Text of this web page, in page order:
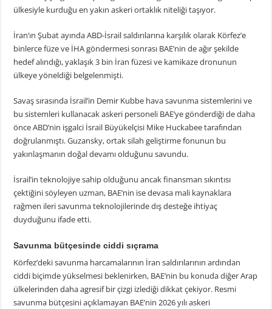
ülkesiyle kurduğu en yakın askeri ortaklık niteliği taşıyor.
İran’ın Şubat ayında ABD-İsrail saldırılarına karşılık olarak Körfez’e
binlerce füze ve İHA göndermesi sonrası BAE’nin de ağır şekilde
hedef alındığı, yaklaşık 3 bin İran füzesi ve kamikaze dronunun
ülkeye yöneldiği belgelenmişti.
Savaş sırasında İsrail’in Demir Kubbe hava savunma sistemlerini ve
bu sistemleri kullanacak askeri personeli BAE’ye gönderdiği de daha
önce ABD’nin işgalci İsrail Büyükelçisi Mike Huckabee tarafından
doğrulanmıştı. Guzansky, ortak silah geliştirme fonunun bu
yakınlaşmanın doğal devamı olduğunu savundu.
İsrail’in teknolojiye sahip olduğunu ancak finansman sıkıntısı
çektiğini söyleyen uzman, BAE’nin ise devasa mali kaynaklara
rağmen ileri savunma teknolojilerinde dış desteğe ihtiyaç
duyduğunu ifade etti.
Savunma bütçesinde ciddi sıçrama
Körfez’deki savunma harcamalarının İran saldırılarının ardından
ciddi biçimde yükselmesi beklenirken, BAE’nin bu konuda diğer Arap
ülkelerinden daha agresif bir çizgi izlediği dikkat çekiyor. Resmi
savunma bütçesini açıklamayan BAE’nin 2026 yılı askeri